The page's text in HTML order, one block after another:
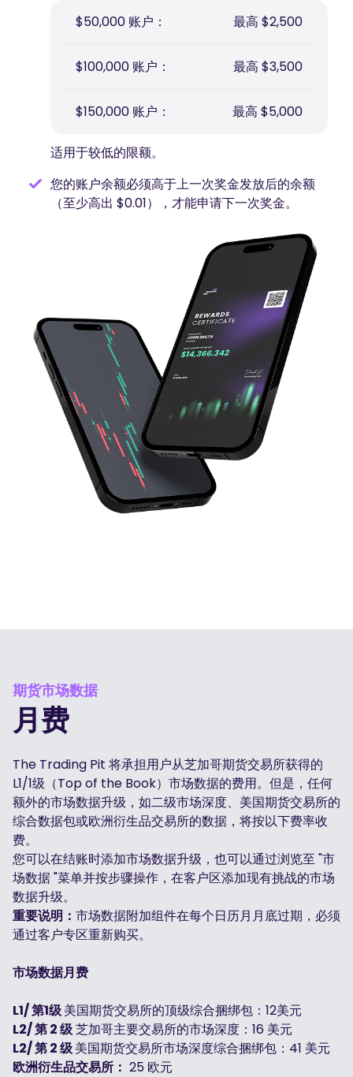
$50,000 账户： 最高 $2,500
$100,000 账户： 最高 $3,500
$150,000 账户： 最高 $5,000
适用于较低的限额。
您的账户余额必须高于上一次奖金发放后的余额
（至少高出 $0.01），才能申请下一次奖金。
期货市场数据
月费
The Trading Pit 将承担用户从芝加哥期货交易所获得的
L1/1级（Top of the Book）市场数据的费用。但是，任何
额外的市场数据升级，如二级市场深度、美国期货交易所的
综合数据包或欧洲衍生品交易所的数据，将按以下费率收
费。
您可以在结账时添加市场数据升级，也可以通过浏览至 "市
场数据 "菜单并按步骤操作，在客户区添加现有挑战的市场
数据升级。
重要说明： 市场数据附加组件在每个日历月月底过期，必须
通过客户专区重新购买。
市场数据月费
L1/ 第1级美国期货交易所的顶级综合捆绑包：12美元
L2/ 第 2 级芝加哥主要交易所的市场深度：16 美元
L2/ 第 2 级美国期货交易所市场深度综合捆绑包：41 美元
欧洲衍生品交易所： 25 欧元